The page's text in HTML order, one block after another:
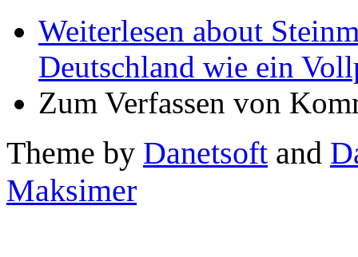
Weiterlesen about
Deutschland wie ein
Zum Verfassen von
Theme by Danetsoft and
Maksimer